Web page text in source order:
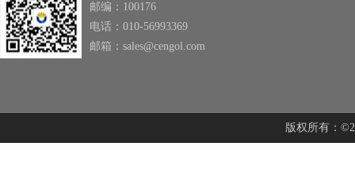
邮编：100176
电话：010-56993369
邮箱：sales@cengol.com
版权所有：